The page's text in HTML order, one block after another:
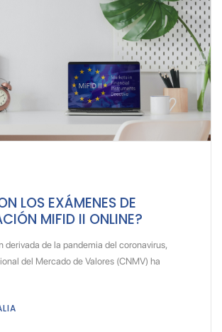
LOS EXÁMENES DE
MIFID II ONLINE?
derivada de la pandemia del coronavirus,
del Mercado de Valores (CNMV) ha